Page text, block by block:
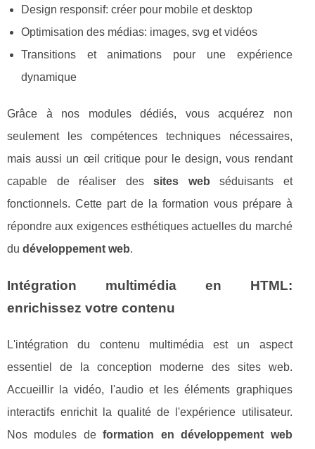
Design responsif: créer pour mobile et desktop
Optimisation des médias: images, svg et vidéos
Transitions et animations pour une expérience
dynamique
Grâce à nos modules dédiés, vous acquérez non
seulement les compétences techniques nécessaires,
mais aussi un œil critique pour le design, vous rendant
capable de réaliser dessites web séduisants et
fonctionnels. Cette part de la formation vous prépare à
répondre aux exigences esthétiques actuelles du marché
du développement web.
Intégration multimédia en HTML:
enrichissez votre contenu
L'intégration du contenu multimédia est un aspect
essentiel de la conception moderne des sites web.
Accueillir la vidéo, l'audio et les éléments graphiques
interactifs enrichit la qualité de l'expérience utilisateur.
Nos modules deformation en développement web